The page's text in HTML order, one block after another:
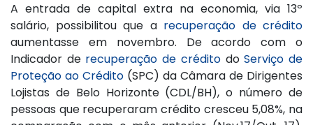
A entrada de capital extra na economia, via 13º
salário, possibilitou que a recuperação de crédito
aumentasse em novembro. De acordo com o
Indicador de recuperação de créditodoServiço de
Proteção ao Crédito (SPC) da Câmara de Dirigentes
Lojistas de Belo Horizonte (CDL/BH), o número de
pessoas que recuperaram crédito cresceu 5,08%, na